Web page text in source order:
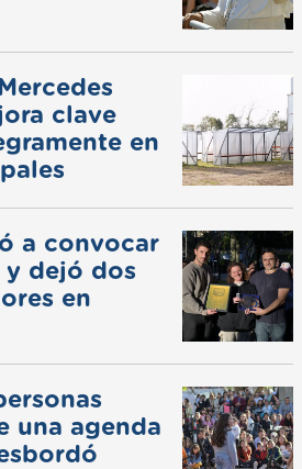
clave
en
a convocar
dejó dos
en
una agenda